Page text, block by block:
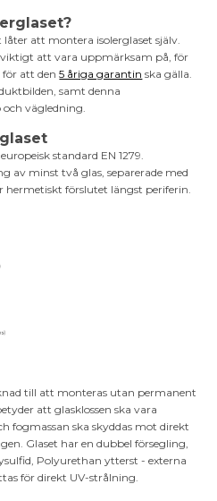
att montera isolerglaset själv.
viktigt att vara uppmärksam på, för
för att den5 åriga garantin ska gälla.
samt denna
vägledning.
standard EN 1279.
av minst två glas, separerade med
hermetiskt förslutet längst periferin.
till att monteras utan permanent
att glasklossen ska vara
fogmassan ska skyddas mot direkt
Glaset har en dubbel försegling,
Polyurethan ytterst - externa
för direkt UV-strålning.